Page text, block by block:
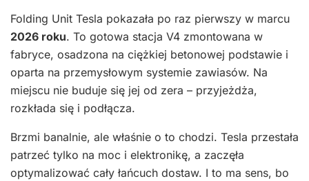
Folding Unit Tesla pokazała po raz pierwszy w marcu
2026 roku. To gotowa stacja V4 zmontowana w
fabryce, osadzona na ciężkiej betonowej podstawie i
oparta na przemysłowym systemie zawiasów. Na
miejscu nie buduje się jej od zera – przyjeżdża,
rozkłada się i podłącza.
Brzmi banalnie, ale właśnie o to chodzi. Tesla przestała
patrzeć tylko na moc i elektronikę, a zaczęła
optymalizować cały łańcuch dostaw. I to ma sens, bo